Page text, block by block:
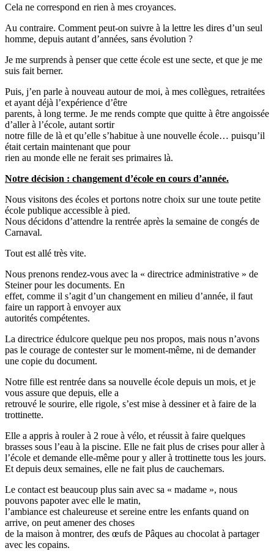
Cela ne correspond en rien à mes croyances.
Au contraire. Comment peut-on suivre à la lettre les dires d’un seul
homme, depuis autant d’années, sans évolution ?
Je me surprends à penser que cette école est une secte, et que je me
suis fait berner.
Puis, j’en parle à nouveau autour de moi, à mes collègues, retraitées
et ayant déjà l’expérience d’être
parents, à long terme. Je me rends compte que quitte à être angoissée
d’aller à l’école, autant sortir
notre fille de là et qu’elle s’habitue à une nouvelle école… puisqu’il
était certain maintenant que pour
rien au monde elle ne ferait ses primaires là.
Notre décision : changement d’école en cours d’année.
Nous visitons des écoles et portons notre choix sur une toute petite
école publique accessible à pied.
Nous décidons d’attendre la rentrée après la semaine de congés de
Carnaval.
Tout est allé très vite.
Nous prenons rendez-vous avec la « directrice administrative » de
Steiner pour les documents. En
effet, comme il s’agit d’un changement en milieu d’année, il faut
faire un rapport à envoyer aux
autorités compétentes.
La directrice édulcore quelque peu nos propos, mais nous n’avons
pas le courage de contester sur le moment-même, ni de demander
une copie du document.
Notre fille est rentrée dans sa nouvelle école depuis un mois, et je
vous assure que depuis, elle a
retrouvé le sourire, elle rigole, s’est mise à dessiner et à faire de la
trottinette.
Elle a appris à rouler à 2 roue à vélo, et réussit à faire quelques
brasses sous l’eau à la piscine. Elle ne fait plus de crises pour aller à
l’école et demande elle-même pour y aller à trottinette tous les jours.
Et depuis deux semaines, elle ne fait plus de cauchemars.
Le contact est beaucoup plus sain avec sa « madame », nous
pouvons papoter avec elle le matin,
l’ambiance est chaleureuse et sereine entre les enfants quand on
arrive, on peut amener des choses
de la maison à montrer, des œufs de Pâques au chocolat à partager
avec les copains.